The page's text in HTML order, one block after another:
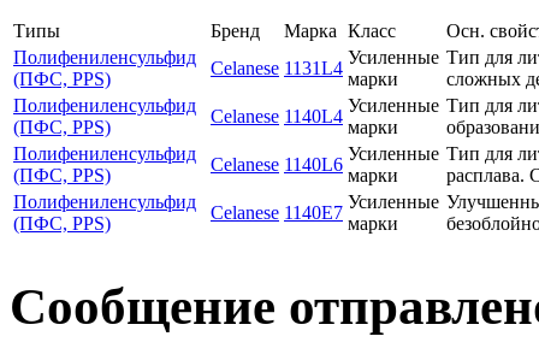
Типы Бренд Марка Класс
Осн.
Полифениленсульфид
(ПФС, PPS)
Celanese 1131L4
Усиленные
марки
Тип для
сложных
Полифениленсульфид
(ПФС, PPS)
Celanese 1140L4
Усиленные
марки
Тип для
Полифениленсульфид
(ПФС, PPS)
Celanese 1140L6
Усиленные
марки
Тип для
расплава.
Полифениленсульфид
(ПФС, PPS)
Celanese 1140Е7
Усиленные
марки
Сообщение